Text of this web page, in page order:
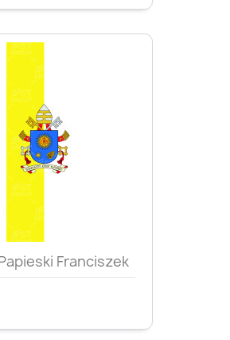
Franciszek